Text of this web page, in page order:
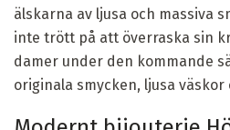
älskarna av ljusa och massiva
inte trött på att överraska sin
damer under den kommande
originala smycken, ljusa väskor